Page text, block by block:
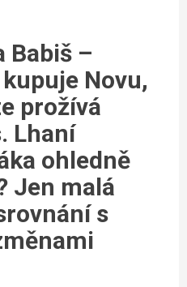
Babiš –
Novu,
prožívá
Lhaní
ohledně
Jen malá
s